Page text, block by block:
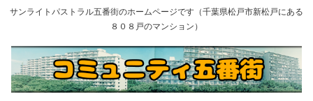
サンライトパストラル五番街のホームページです（千葉県松戸市新松戸にある
８０８戸のマンション）